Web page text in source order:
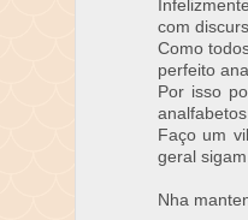
com
Como
perfeito
Por isso
Faço um
geral
Nha